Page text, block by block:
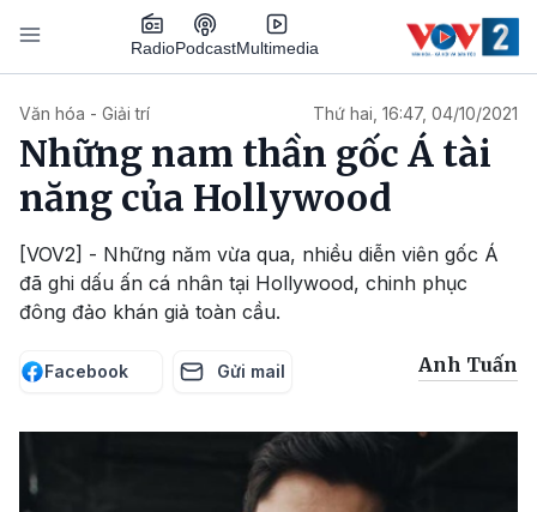
Nhảy đến nội dung
RadioPodcastMultimedia
Văn hóa - Giải trí Thứ hai, 16:47, 04/10/2021
Những nam thần gốc Á tài
năng của Hollywood
[VOV2] - Những năm vừa qua, nhiều diễn viên gốc Á
đã ghi dấu ấn cá nhân tại Hollywood, chinh phục
đông đảo khán giả toàn cầu.
Facebook Gửi mail Anh Tuấn